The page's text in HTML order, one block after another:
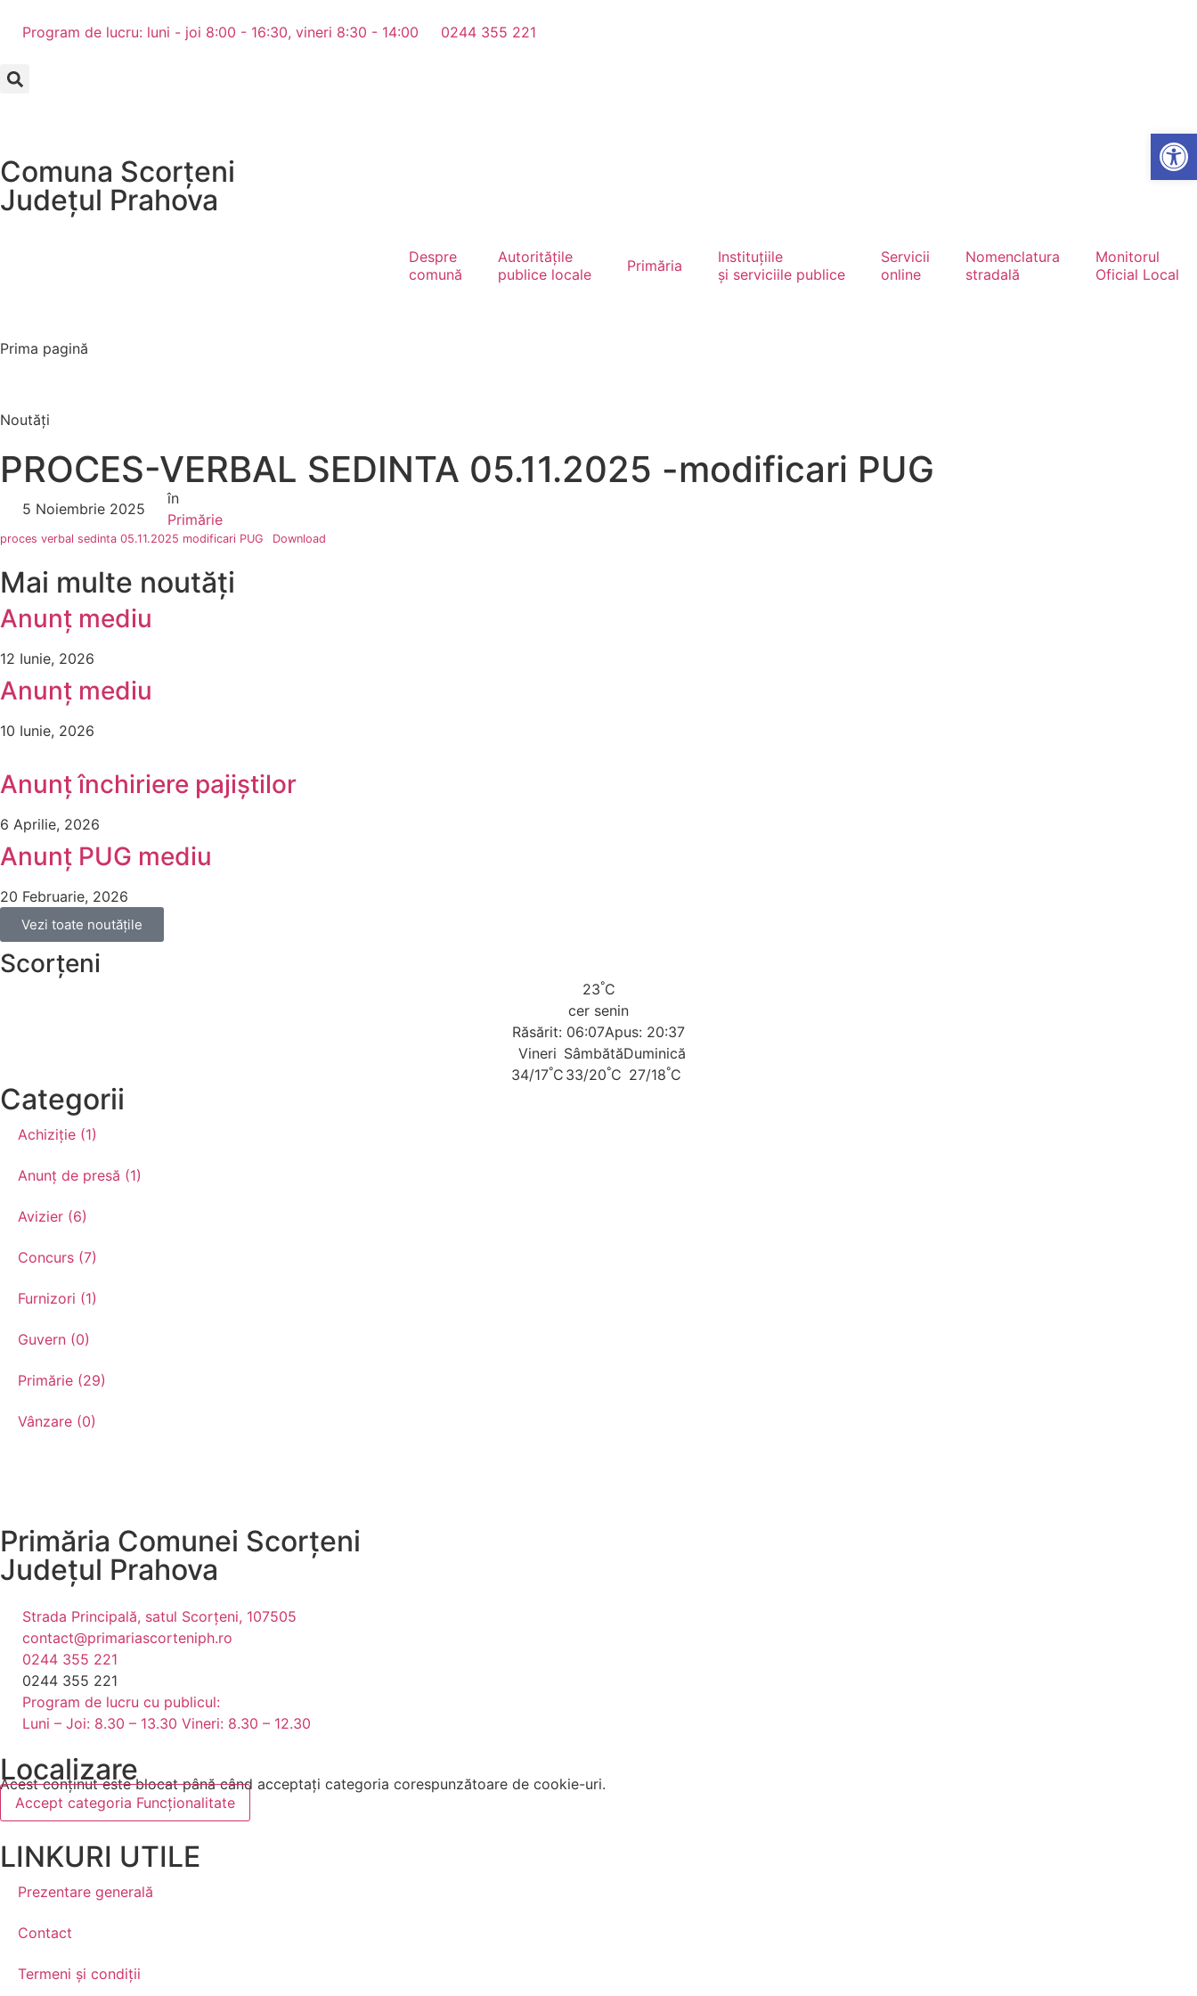
Program de lucru: luni - joi 8:00 - 16:30, vineri 8:30 - 14:00 0244 355 221
Comuna Scorțeni
Județul Prahova
Despre
comună
Autoritățile
publice locale
Primăria
Instituțiile
și serviciile publice
Servicii
online
Nomenclatura
stradală
Monitorul
Oficial Local
Prima pagină
Noutăți
PROCES-VERBAL SEDINTA 05.11.2025 -modificari PUG
5 Noiembrie 2025
în
Primărie
proces verbal sedinta 05.11.2025 modificari PUG Download
Mai multe noutăți
Anunț mediu
12 Iunie, 2026
Anunț mediu
10 Iunie, 2026
Anunț închiriere pajiștilor
6 Aprilie, 2026
Anunț PUG mediu
20 Februarie, 2026
Vezi toate noutățile
Scorțeni
23°C
cer senin
Răsărit: 06:07Apus: 20:37
Vineri
34/17°C
Sâmbătă
33/20°C
Duminică
27/18°C
Categorii
Achiziție (1)
Anunț de presă (1)
Avizier (6)
Concurs (7)
Furnizori (1)
Guvern (0)
Primărie (29)
Vânzare (0)
Primăria Comunei Scorțeni
Județul Prahova
Strada Principală, satul Scorțeni, 107505
contact@primariascorteniph.ro
0244 355 221
0244 355 221
Program de lucru cu publicul:
Luni – Joi: 8.30 – 13.30 Vineri: 8.30 – 12.30
Localizare
Acest conținut este blocat până când acceptați categoria corespunzătoare de cookie-uri.
Accept categoria Funcționalitate
LINKURI UTILE
Prezentare generală
Contact
Termeni și condiții